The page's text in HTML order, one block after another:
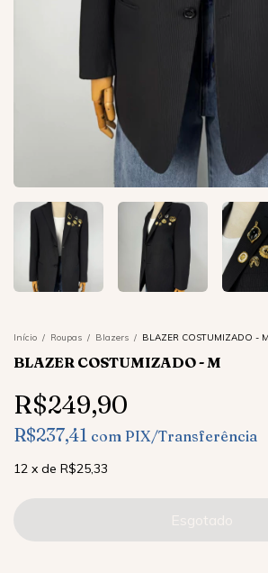
Início / Roupas / Blazers / BLAZER COSTUMIZADO - M
BLAZER COSTUMIZADO - M
R$249,90
R$237,41 com PIX/Transferência
12 x de R$25,33